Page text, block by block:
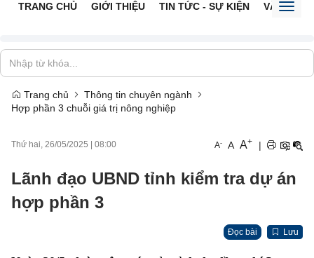
TRANG CHỦ GIỚI THIỆU TIN TỨC - SỰ KIỆN VĂN BẢN
Trang chủ
Thông tin chuyên ngành
Hợp phần 3 chuỗi giá trị nông nghiệp
Thứ hai, 26/05/2025 08:00 A- A A+ |
Lãnh đạo UBND tỉnh kiểm tra dự án
hợp phần 3
Đọc bài Lưu